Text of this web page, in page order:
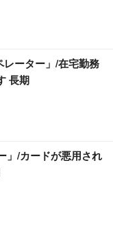
ーター」/在宅勤務
長期
」/カードが悪用され